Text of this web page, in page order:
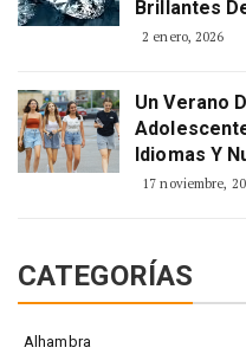
Brillantes
2 enero, 2026
Un Verano
Idiomas Y
17 noviembre,
CATEGORÍAS
Alhambra